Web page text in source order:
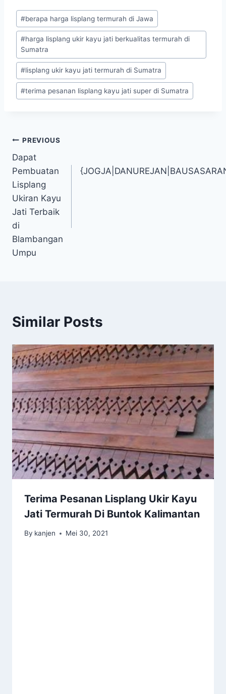
#berapa harga lisplang termurah di Jawa
#harga lisplang ukir kayu jati berkualitas termurah di
Sumatra
#lisplang ukir kayu jati termurah di Sumatra
#terima pesanan lisplang kayu jati super di Sumatra
PREVIOUS
Dapat
Pembuatan
Lisplang
Ukiran Kayu
Jati Terbaik
di
Blambangan
Umpu
Similar Posts
Terima Pesanan Lisplang Ukir Kayu
Jati Termurah Di Buntok Kalimantan
By kanjen Mei 30, 2021